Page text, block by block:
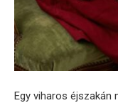
Egy viharos éjszakán